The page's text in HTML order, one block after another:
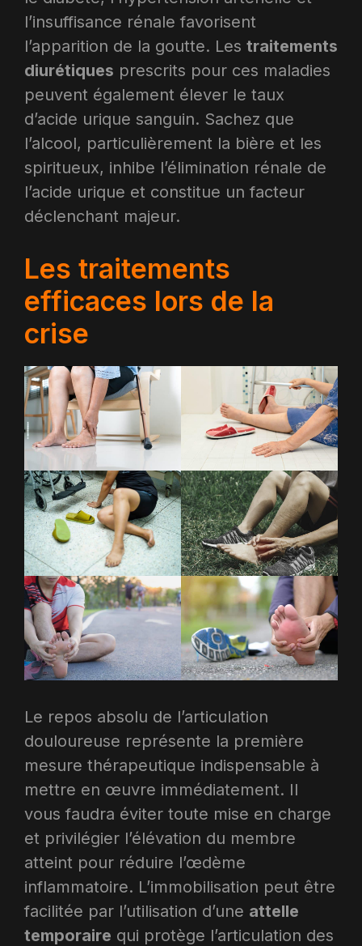
l’insuffisance rénale favorisent
l’apparition de la goutte. Les traitements
diurétiques prescrits pour ces maladies
peuvent également élever le taux
d’acide urique sanguin. Sachez que
l’alcool, particulièrement la bière et les
spiritueux, inhibe l’élimination rénale de
l’acide urique et constitue un facteur
déclenchant majeur.​
Les traitements
efficaces lors de la
crise
Le repos absolu de l’articulation
douloureuse représente la première
mesure thérapeutique indispensable à
mettre en œuvre immédiatement. Il
vous faudra éviter toute mise en charge
et privilégier l’élévation du membre
atteint pour réduire l’œdème
inflammatoire. L’immobilisation peut être
facilitée par l’utilisation d’une attelle
temporaire qui protège l’articulation des